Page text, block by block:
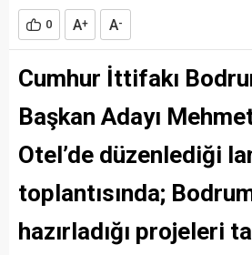
0 A+ A-
Cumhur İttifakı
Başkan Adayı
Otel’de düzenlediği
toplantısında;
hazırladığı projeleri